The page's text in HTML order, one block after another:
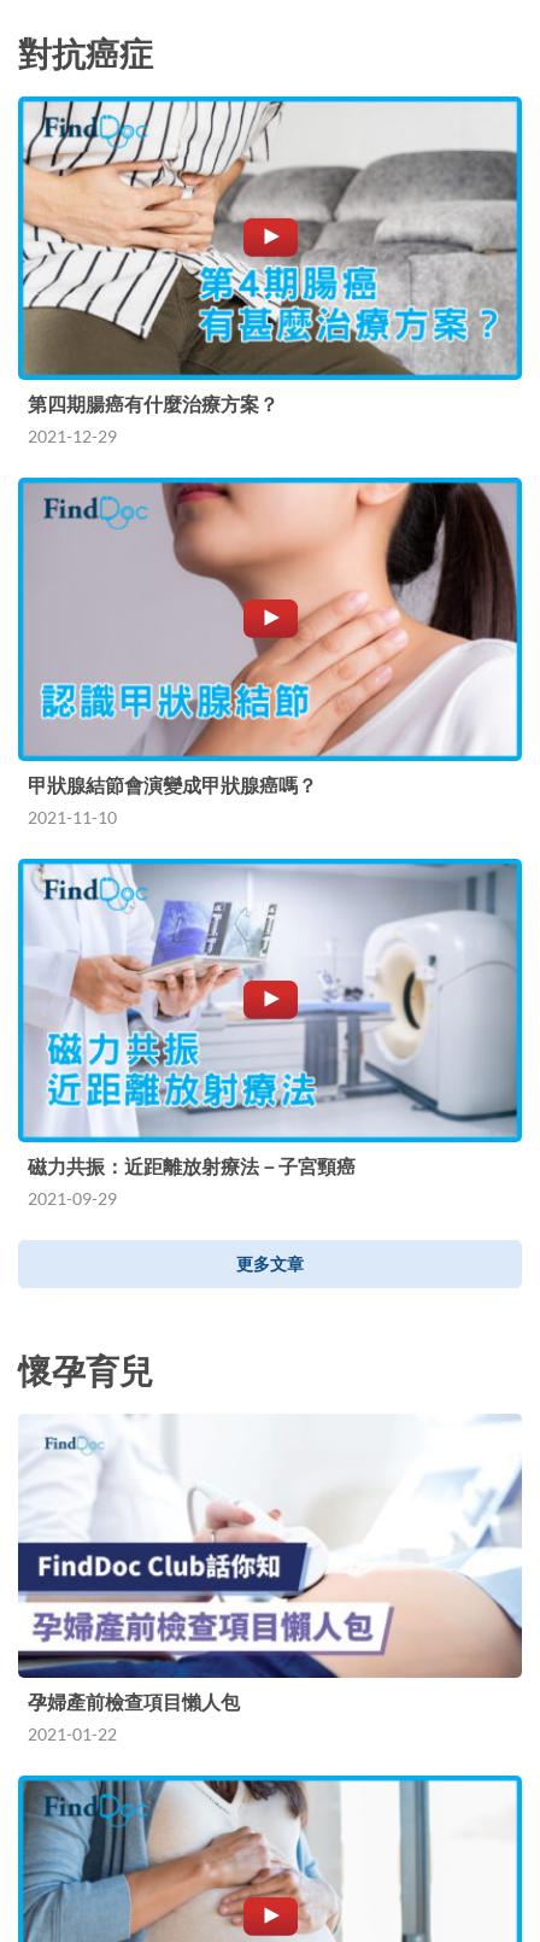
對抗癌症
第四期腸癌有什麼治療方案？
2021-12-29
甲狀腺結節會演變成甲狀腺癌嗎？
2021-11-10
磁力共振：近距離放射療法－子宮頸癌
2021-09-29
更多文章
懷孕育兒
孕婦產前檢查項目懶人包
2021-01-22